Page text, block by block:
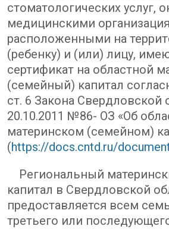
стоматологических услуг,
медицинскими
расположенными на
(ребенку) и (или) лицу,
сертификат на областной
(семейный) капитал
ст. 6 Закона Свердловской
20.10.2011 №86- ОЗ «Об
материнском (семейном)
(https://docs.cntd.ru/
Региональный
капитал в Свердловской
предоставляется всем
третьего или